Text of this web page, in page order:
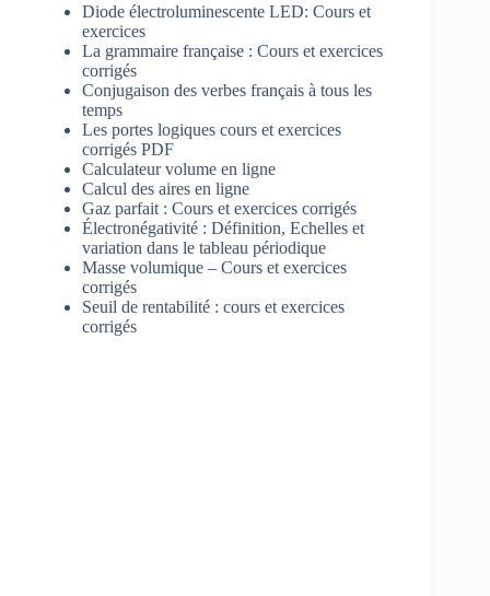
Diode électroluminescente LED: Cours et
exercices
La grammaire française : Cours et exercices
corrigés
Conjugaison des verbes français à tous les
temps
Les portes logiques cours et exercices
corrigés PDF
Calculateur volume en ligne
Calcul des aires en ligne
Gaz parfait : Cours et exercices corrigés
Électronégativité : Définition, Echelles et
variation dans le tableau périodique
Masse volumique – Cours et exercices
corrigés
Seuil de rentabilité : cours et exercices
corrigés